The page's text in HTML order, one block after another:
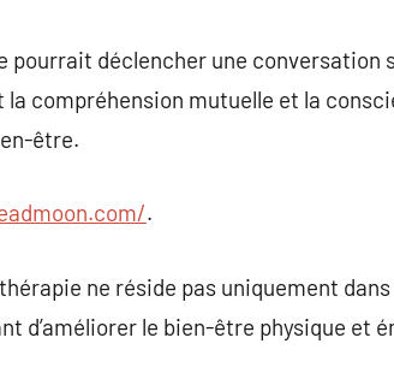
pourrait déclencher une conversation
compréhension mutuelle et la
être.
.
ne réside pas uniquement
d’améliorer le bien-être physique et